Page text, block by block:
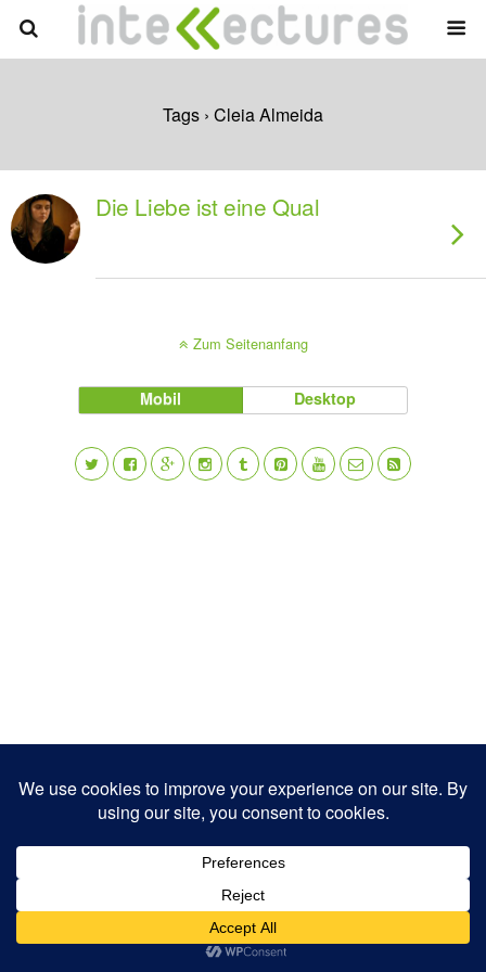
Tags › Cleia Almeida
Die Liebe ist eine Qual
Zum Seitenanfang
Mobil Desktop